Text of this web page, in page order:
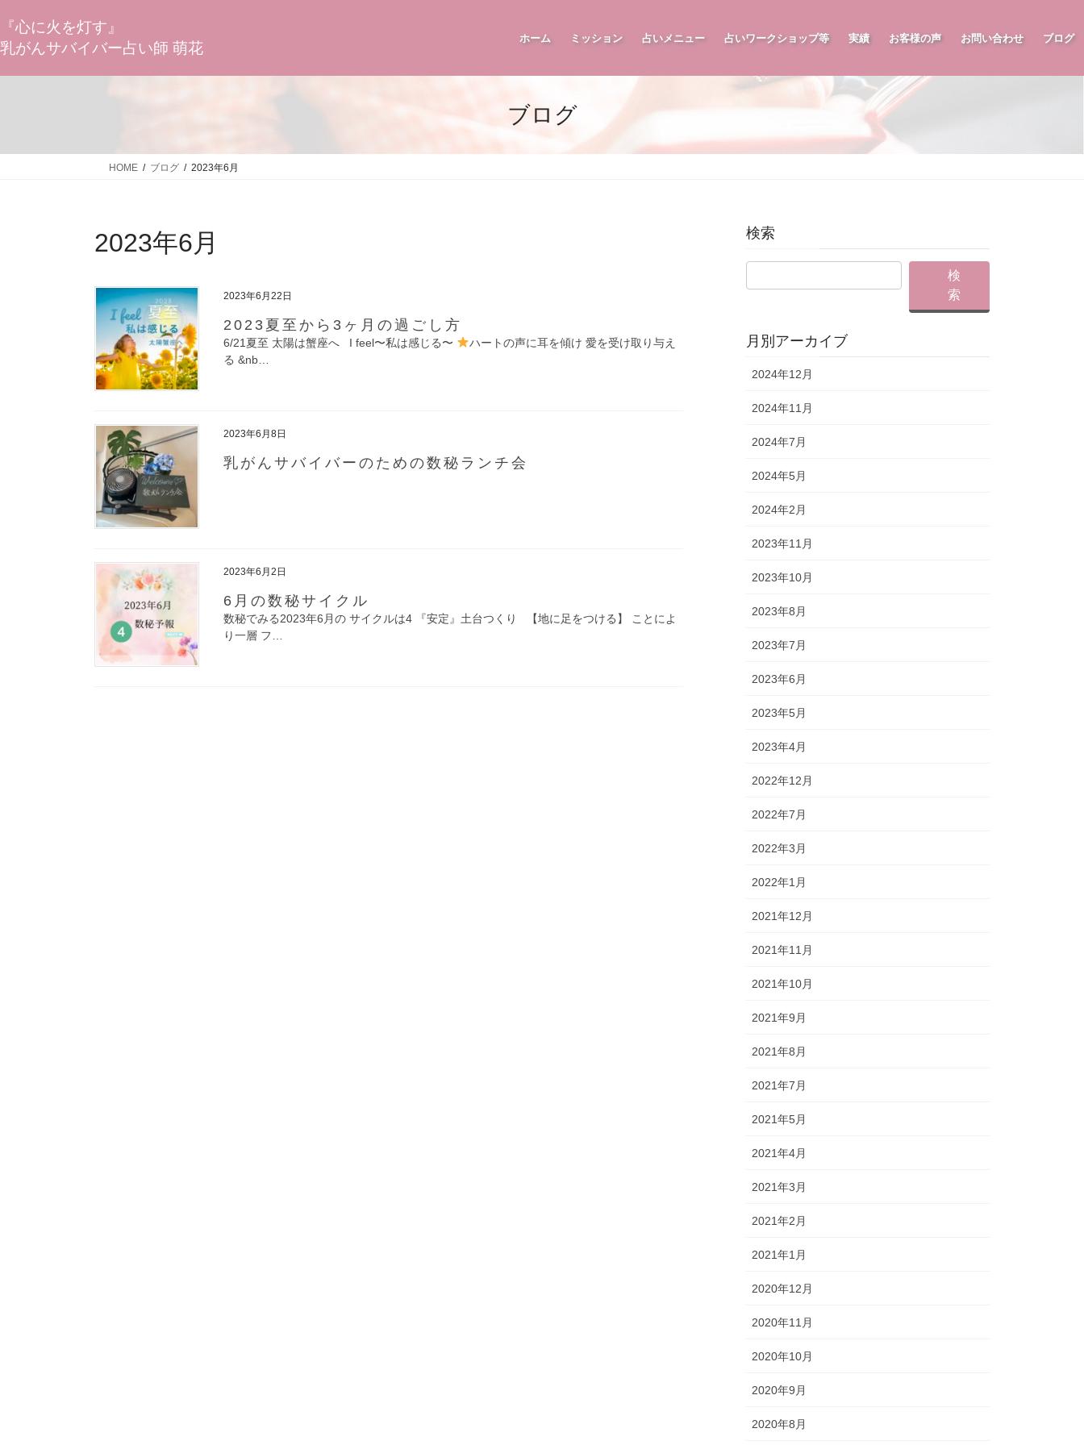
ン
テ
ツ
ビ
ゲ
シ
『心に火を灯す』
乳がんサバイバー占い師 萌花
ホーム ミッション 占いメニュー 占いワークショップ等 実績 お客様の声 お問い合わせ ブログ
ブログ
HOME ブログ 2023年6月
2023年6月
2023年6月22日
2023夏至から3ヶ月の過ごし方
6/21夏至 太陽は蟹座へ I feel〜私は感じる〜
ハートの声に耳を傾け 愛を受け取り与え
る &nb…
2023年6月8日
乳がんサバイバーのための数秘ランチ会
2023年6月2日
6月の数秘サイクル
数秘でみる2023年6月の サイクルは4 『安定』土台つくり 【地に足をつける】 ことによ
り一層 フ…
検索
月別アーカイブ
2024年12月
2024年11月
2024年7月
2024年5月
2024年2月
2023年11月
2023年10月
2023年8月
2023年7月
2023年6月
2023年5月
2023年4月
2022年12月
2022年7月
2022年3月
2022年1月
2021年12月
2021年11月
2021年10月
2021年9月
2021年8月
2021年7月
2021年5月
2021年4月
2021年3月
2021年2月
2021年1月
2020年12月
2020年11月
2020年10月
2020年9月
2020年8月